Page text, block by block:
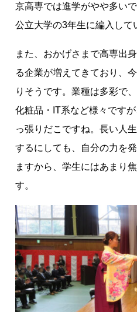
京高専では進学がやや多い
公立大学の3年生に編入して
また、おかげさまで高専出
る企業が増えてきており、
りそうです。業種は多彩で
化粧品・IT系など様々です
っ張りだこですね。長い人
するにしても、自分の力を
ますから、学生にはあまり
す。